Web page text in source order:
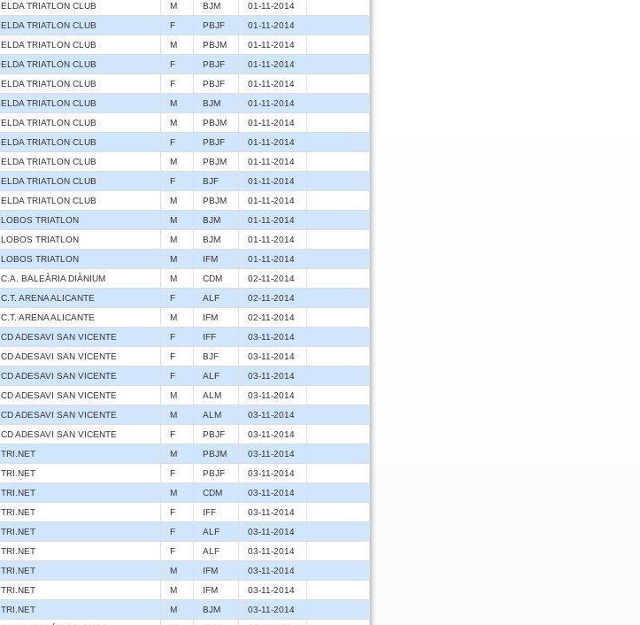
ELDA TRIATLON CLUB M BJM
01-11-2014
ELDA TRIATLON CLUB F PBJF
01-11-2014
ELDA TRIATLON CLUB M PBJM
01-11-2014
ELDA TRIATLON CLUB F PBJF
01-11-2014
ELDA TRIATLON CLUB F PBJF
01-11-2014
ELDA TRIATLON CLUB M BJM
01-11-2014
ELDA TRIATLON CLUB M PBJM
01-11-2014
ELDA TRIATLON CLUB F PBJF
01-11-2014
ELDA TRIATLON CLUB M PBJM
01-11-2014
ELDA TRIATLON CLUB F BJF
01-11-2014
ELDA TRIATLON CLUB M PBJM
01-11-2014
LOBOS TRIATLON M BJM
01-11-2014
LOBOS TRIATLON M BJM
01-11-2014
LOBOS TRIATLON M IFM
01-11-2014
C.A. BALEÀRIA DIÀNIUM M CDM
02-11-2014
C.T. ARENA ALICANTE F ALF
02-11-2014
C.T. ARENA ALICANTE M IFM
02-11-2014
CD ADESAVI SAN VICENTE F IFF
03-11-2014
CD ADESAVI SAN VICENTE F BJF
03-11-2014
CD ADESAVI SAN VICENTE F ALF
03-11-2014
CD ADESAVI SAN VICENTE M ALM
03-11-2014
CD ADESAVI SAN VICENTE M ALM
03-11-2014
CD ADESAVI SAN VICENTE F PBJF
03-11-2014
TRI.NET M PBJM
03-11-2014
TRI.NET F PBJF
03-11-2014
TRI.NET M CDM
03-11-2014
TRI.NET F IFF
03-11-2014
TRI.NET F ALF
03-11-2014
TRI.NET F ALF
03-11-2014
TRI.NET M IFM
03-11-2014
TRI.NET M IFM
03-11-2014
TRI.NET M BJM
03-11-2014